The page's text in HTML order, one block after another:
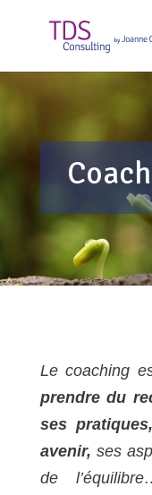
Le coaching
prendre du
ses
avenir, ses
de